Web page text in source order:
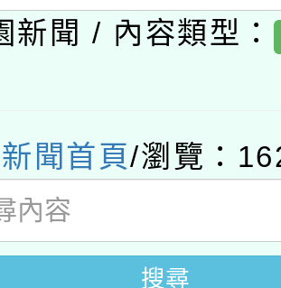
」
大陸委員會函釋公
經濟部水利署委託
績優單位及節水達
市孔廟祈福系列
慧啟航」
年桃園地景藝術
聞 / 內容類型：
聞首頁/瀏覽：
搜尋